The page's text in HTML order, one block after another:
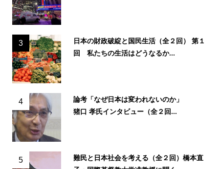
3
日本の財政破綻と国民生活（全２回） 第１
回 私たちの生活はどうなるか...
4
論考「なぜ日本は変われないのか」
猪口 孝氏インタビュー（全２回...
5
難民と日本社会を考える（全２回）橋本直